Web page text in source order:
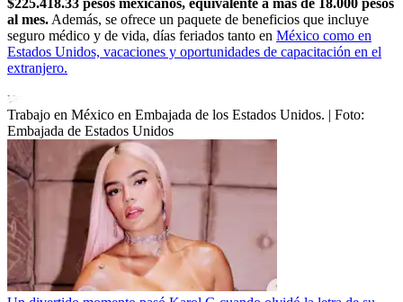
$225.418.33 pesos mexicanos, equivalente a más de 18.000 pesos
al mes. Además, se ofrece un paquete de beneficios que incluye
seguro médico y de vida, días feriados tanto en México como en
Estados Unidos, vacaciones y oportunidades de capacitación en el
extranjero.
Trabajo en México en Embajada de los Estados Unidos. | Foto:
Embajada de Estados Unidos